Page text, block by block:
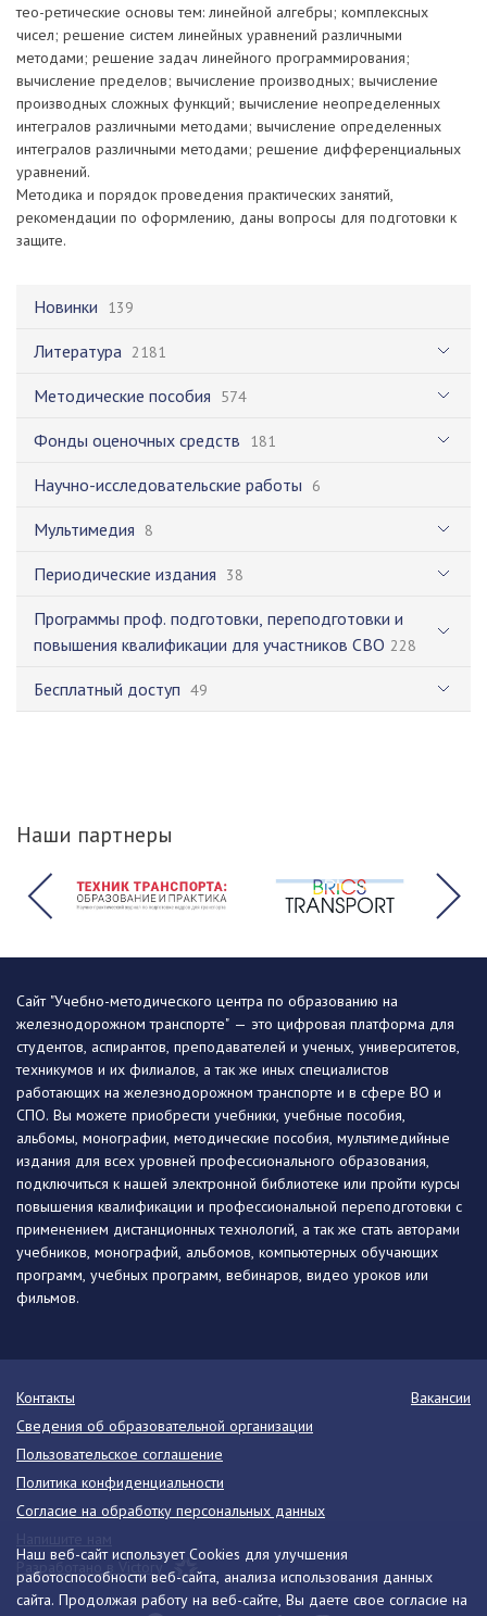
Новинки 139
Литература 2181
Методические пособия 574
Фонды оценочных средств 181
Научно-исследовательские работы 6
Мультимедия 8
Периодические издания 38
Программы проф. подготовки, переподготовки и
повышения квалификации для участников СВО 228
Бесплатный доступ 49
тео-ретические основы тем: линейной алгебры; комплексных
чисел; решение систем линейных уравнений различными
методами; решение задач линейного программирования;
вычисление пределов; вычисление производных; вычисление
производных сложных функций; вычисление неопределенных
интегралов различными методами; вычисление определенных
интегралов различными методами; решение дифференциальных
уравнений.
Методика и порядок проведения практических занятий,
рекомендации по оформлению, даны вопросы для подготовки к
защите.
Наши партнеры
Наш веб-сайт использует Cookies для улучшения
работоспособности веб-сайта, анализа использования данных
сайта. Продолжая работу на веб-сайте, Вы даете свое согласие на
Сайт "Учебно-методического центра по образованию на
железнодорожном транспорте" — это цифровая платформа для
студентов, аспирантов, преподавателей и ученых, университетов,
техникумов и их филиалов, а так же иных специалистов
работающих на железнодорожном транспорте и в сфере ВО и
СПО. Вы можете приобрести учебники, учебные пособия,
альбомы, монографии, методические пособия, мультимедийные
издания для всех уровней профессионального образования,
подключиться к нашей электронной библиотеке или пройти курсы
повышения квалификации и профессиональной переподготовки с
применением дистанционных технологий, а так же стать авторами
учебников, монографий, альбомов, компьютерных обучающих
программ, учебных программ, вебинаров, видео уроков или
фильмов.
Контакты
Вакансии
Сведения об образовательной организации
Пользовательское соглашение
Политика конфиденциальности
Согласие на обработку персональных данных
Разработано в Victory